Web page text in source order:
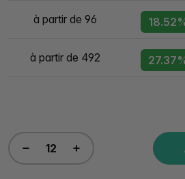
à partir de 96
à partir de 492